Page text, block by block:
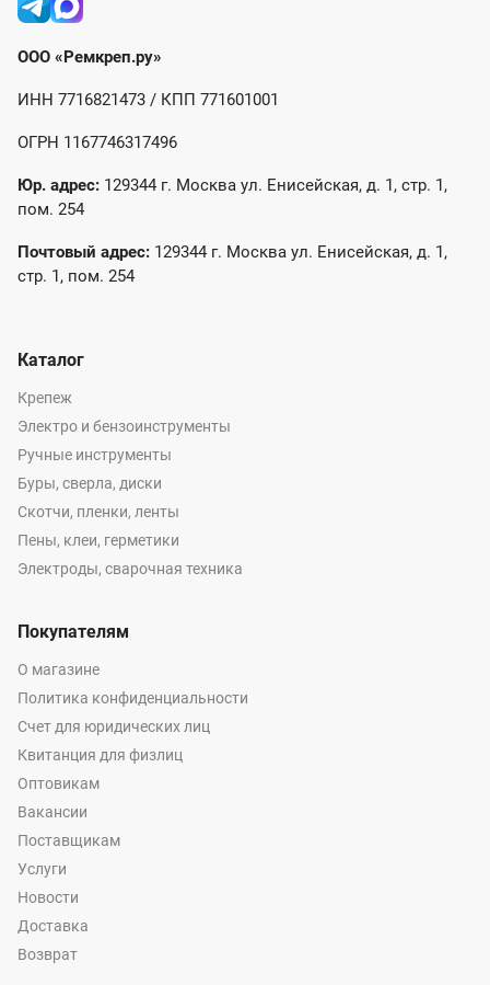
ООО «Ремкреп.ру»
ИНН 7716821473 / КПП 771601001
ОГРН 1167746317496
Юр. адрес: 129344 г. Москва ул. Енисейская, д. 1, стр. 1,
пом. 254
Почтовый адрес: 129344 г. Москва ул. Енисейская, д. 1,
стр. 1, пом. 254
Каталог
Крепеж
Электро и бензоинструменты
Ручные инструменты
Буры, сверла, диски
Скотчи, пленки, ленты
Пены, клеи, герметики
Электроды, сварочная техника
Покупателям
О магазине
Политика конфиденциальности
Счет для юридических лиц
Квитанция для физлиц
Оптовикам
Вакансии
Поставщикам
Услуги
Новости
Доставка
Возврат